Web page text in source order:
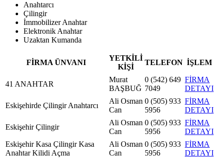
Anahtarcı
Çilingir
İmmobilizer Anahtar
Elektronik Anahtar
Uzaktan Kumanda
FİRMA ÜNVANI
YETKİLİ
KİŞİ
TELEFON İŞLEM
41 ANAHTAR
Murat
BAŞBUĞ
0 (542) 649
7049
FİRMA
DETAYI
Eskişehirde Çilingir Anahtarcı
Ali Osman
Can
0 (505) 933
5956
FİRMA
DETAYI
Eskişehir Çilingir
Ali Osman
Can
0 (505) 933
5956
FİRMA
DETAYI
Eskişehir Kasa Çilingir Kasa
Anahtar Kilidi Açma
Ali Osman
Can
0 (505) 933
5956
FİRMA
DETAYI